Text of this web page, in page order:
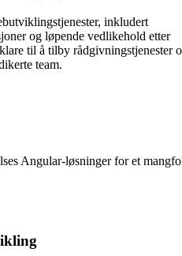
inkludert
og løpende vedlikehold etter
til å tilby rådgivningstjenester
team.
Angular-løsninger for et